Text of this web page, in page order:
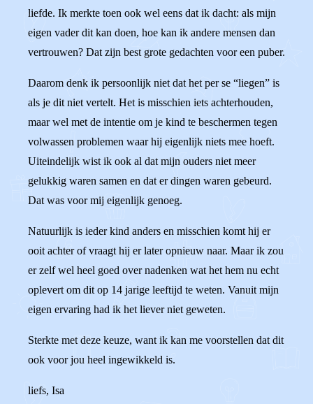
liefde. Ik merkte toen ook wel eens dat ik dacht: als mijn
eigen vader dit kan doen, hoe kan ik andere mensen dan
vertrouwen? Dat zijn best grote gedachten voor een puber.
Daarom denk ik persoonlijk niet dat het per se “liegen” is
als je dit niet vertelt. Het is misschien iets achterhouden,
maar wel met de intentie om je kind te beschermen tegen
volwassen problemen waar hij eigenlijk niets mee hoeft.
Uiteindelijk wist ik ook al dat mijn ouders niet meer
gelukkig waren samen en dat er dingen waren gebeurd.
Dat was voor mij eigenlijk genoeg.
Natuurlijk is ieder kind anders en misschien komt hij er
ooit achter of vraagt hij er later opnieuw naar. Maar ik zou
er zelf wel heel goed over nadenken wat het hem nu echt
oplevert om dit op 14 jarige leeftijd te weten. Vanuit mijn
eigen ervaring had ik het liever niet geweten.
Sterkte met deze keuze, want ik kan me voorstellen dat dit
ook voor jou heel ingewikkeld is.
liefs, Isa